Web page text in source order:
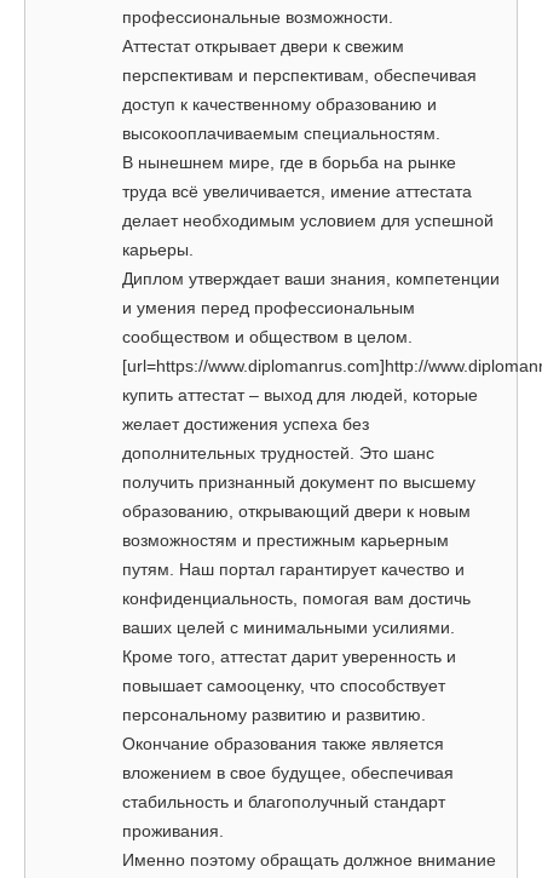
профессиональные возможности.
Аттестат открывает двери к свежим
перспективам и перспективам, обеспечивая
доступ к качественному образованию и
высокооплачиваемым специальностям.
В нынешнем мире, где в борьба на рынке
труда всё увеличивается, имение аттестата
делает необходимым условием для успешной
карьеры.
Диплом утверждает ваши знания, компетенции
и умения перед профессиональным
сообществом и обществом в целом.
[url=https://www.diplomanrus.com]http://
купить аттестат – выход для людей, которые
желает достижения успеха без
дополнительных трудностей. Это шанс
получить признанный документ по высшему
образованию, открывающий двери к новым
возможностям и престижным карьерным
путям. Наш портал гарантирует качество и
конфиденциальность, помогая вам достичь
ваших целей с минимальными усилиями.
Кроме того, аттестат дарит уверенность и
повышает самооценку, что способствует
персональному развитию и развитию.
Окончание образования также является
вложением в свое будущее, обеспечивая
стабильность и благополучный стандарт
проживания.
Именно поэтому обращать должное внимание